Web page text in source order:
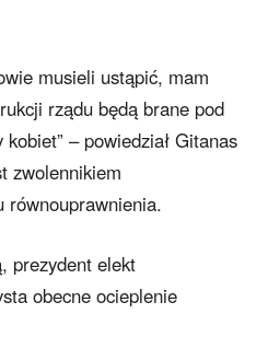
musieli ustąpić, mam
rządu będą brane pod
– powiedział Gitanas
zwolennikiem
równouprawnienia.
prezydent elekt
obecne ocieplenie